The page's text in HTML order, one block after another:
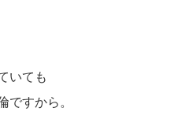
いても
ですから。